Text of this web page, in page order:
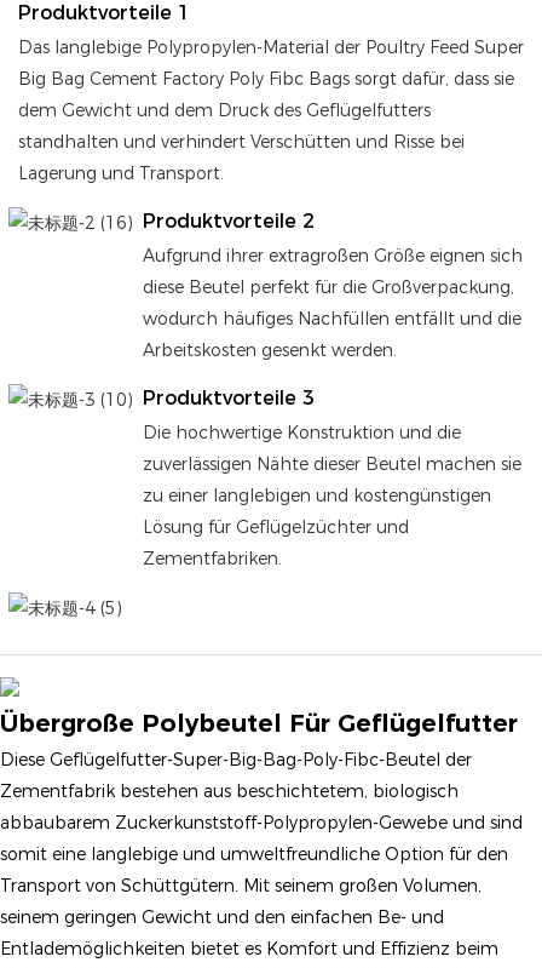
Produktvorteile 1
Das langlebige Polypropylen-Material der Poultry Feed Super
Big Bag Cement Factory Poly Fibc Bags sorgt dafür, dass sie
dem Gewicht und dem Druck des Geflügelfutters
standhalten und verhindert Verschütten und Risse bei
Lagerung und Transport.
Produktvorteile 2
Aufgrund ihrer extragroßen Größe eignen sich
diese Beutel perfekt für die Großverpackung,
wodurch häufiges Nachfüllen entfällt und die
Arbeitskosten gesenkt werden.
Produktvorteile 3
Die hochwertige Konstruktion und die
zuverlässigen Nähte dieser Beutel machen sie
zu einer langlebigen und kostengünstigen
Lösung für Geflügelzüchter und
Zementfabriken.
Übergroße Polybeutel Für Geflügelfutter
Diese Geflügelfutter-Super-Big-Bag-Poly-Fibc-Beutel der
Zementfabrik bestehen aus beschichtetem, biologisch
abbaubarem Zuckerkunststoff-Polypropylen-Gewebe und sind
somit eine langlebige und umweltfreundliche Option für den
Transport von Schüttgütern. Mit seinem großen Volumen,
seinem geringen Gewicht und den einfachen Be- und
Entlademöglichkeiten bietet es Komfort und Effizienz beim